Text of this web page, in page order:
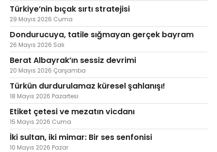
Türkiye’nin bıçak sırtı stratejisi
29 Mayıs 2026 Cuma
Dondurucuya, tatile sığmayan gerçek bayram
26 Mayıs 2026 Salı
Berat Albayrak’ın sessiz devrimi
20 Mayıs 2026 Çarşamba
Türkün durdurulamaz küresel şahlanışı!
18 Mayıs 2026 Pazartesi
Etiket çetesi ve mezatın vicdanı
15 Mayıs 2026 Cuma
İki sultan, iki mimar: Bir ses senfonisi
10 Mayıs 2026 Pazar